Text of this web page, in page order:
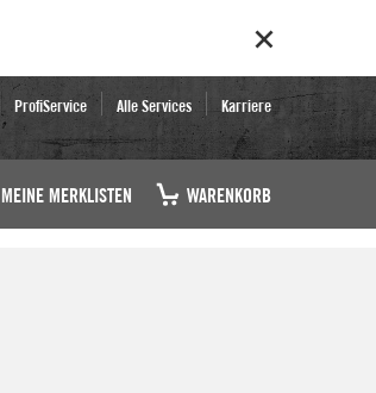
ProfiService Alle Services Karriere
MEINE MERKLISTEN WARENKORB